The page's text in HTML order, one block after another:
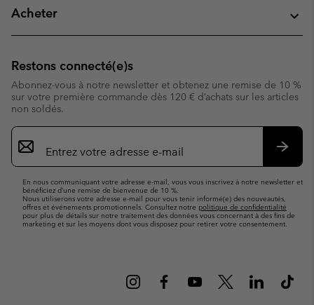
Acheter
Restons connecté(e)s
Abonnez-vous à notre newsletter et obtenez une remise de 10 %
sur votre première commande dès 120 € d’achats sur les articles
non soldés.
Inscription
par
e-
En nous communiquant votre adresse e-mail, vous vous inscrivez à notre newsletter et
bénéficiez d’une remise de bienvenue de 10 %.
Nous utiliserons votre adresse e-mail pour vous tenir informé(e) des nouveautés,
offres et événements promotionnels. Consultez notre politique de confidentialité
pour plus de détails sur notre traitement des données vous concernant à des fins de
marketing et sur les moyens dont vous disposez pour retirer votre consentement.